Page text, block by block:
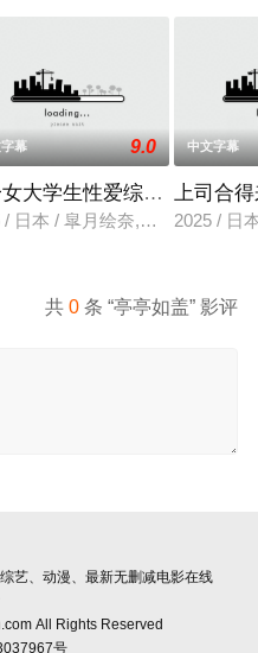
在一天天衰退。双胞胎妹妹
幕 9.0
大学生性爱综艺视频
/ 日本 / 皐月绘奈,水田贤治
中文字幕
上司合
2025 / 日
共0 条 “亭亭如盖” 影评
艺、动漫、最新无删减电影在线
All Rights Reserved
号